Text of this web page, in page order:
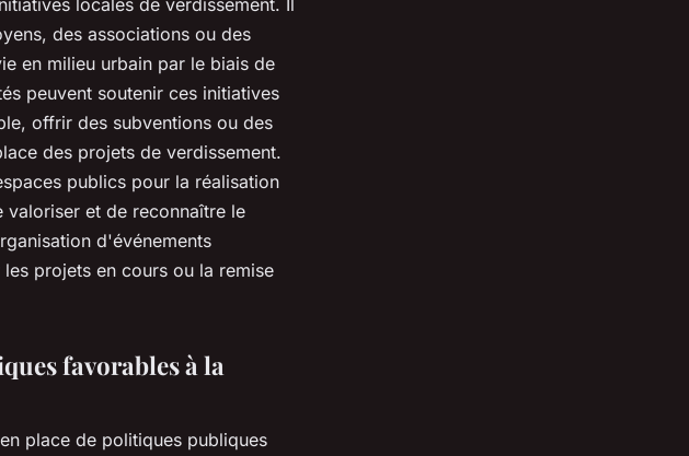
des associations ou des
en milieu urbain par le biais de
peuvent soutenir ces initiatives
offrir des subventions ou des
des projets de verdissement.
publics pour la réalisation
et de reconnaître le
d'événements
projets en cours ou la remise
favorables à la
place de politiques publiques